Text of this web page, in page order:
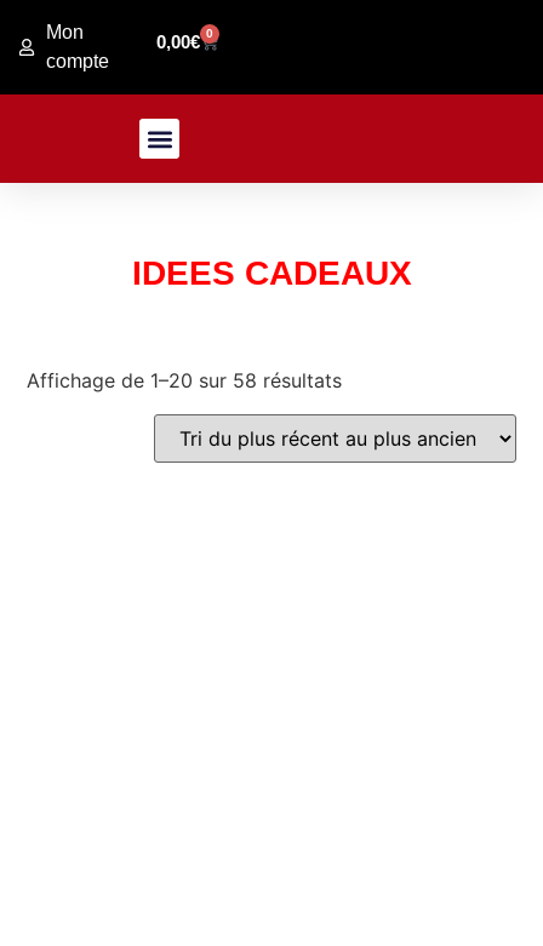
0,00€ 0
Mon
compte
IDEES CADEAUX
Affichage de 1–20 sur 58 résultats